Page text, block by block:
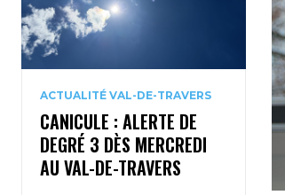
ACTUALITÉ VAL-DE-TRAVERS
CANICULE : ALERTE DE
DEGRÉ 3 DÈS MERCREDI
AU VAL-DE-TRAVERS